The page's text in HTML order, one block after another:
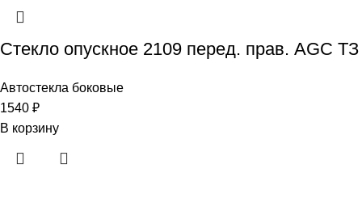
Стекло опускное 2109 перед. прав. AGC ТЗ
Автостекла боковые
1540 ₽
В корзину